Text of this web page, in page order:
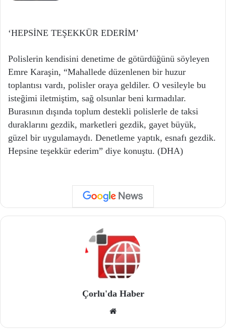
‘HEPSİNE TEŞEKKÜR EDERİM’
Polislerin kendisini denetime de götürdüğünü söyleyen
Emre Karaşin, “Mahallede düzenlenen bir huzur
toplantısı vardı, polisler oraya geldiler. O vesileyle bu
isteğimi iletmiştim, sağ olsunlar beni kırmadılar.
Burasının dışında toplum destekli polislerle de taksi
duraklarını gezdik, marketleri gezdik, gayet büyük,
güzel bir uygulamaydı. Denetleme yaptık, esnafı gezdik.
Hepsine teşekkür ederim” diye konuştu. (DHA)
Çorlu'da Haber